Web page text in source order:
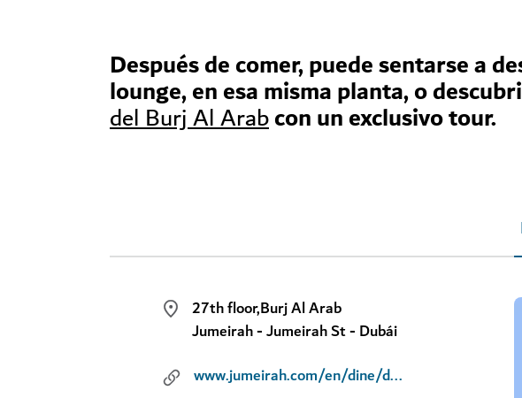
Después de comer, puede sentarse a
lounge, en esa misma planta, o
del Burj Al Arabcon un exclusivo tour.
27th floor,Burj Al Arab
Jumeirah - Jumeirah St - Dubái
www.jumeirah.com/en/dine/dubai/burj-al-arab-muntaha